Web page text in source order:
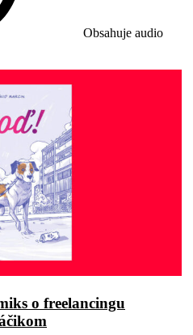
Obsahuje audio
o freelancingu